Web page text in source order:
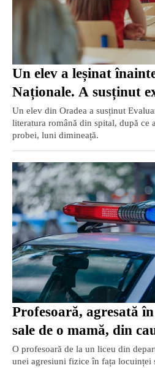
Un elev a leșinat
Naționale. A susținut
Un elev din Oradea a susținut
literatura română din spital, după ce
probei, luni dimineață.
Profesoară, agresată
sale de o mamă, din
O profesoară de la un liceu din
unei agresiuni fizice în fața